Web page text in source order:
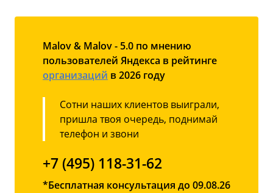
Malov & Malov - 5.0 по мнению
пользователей Яндекса в рейтинге
организаций в 2026 году
Сотни наших клиентов выиграли,
пришла твоя очередь, поднимай
телефон и звони
+7 (495) 118-31-62
*Бесплатная консультация до 09.08.26